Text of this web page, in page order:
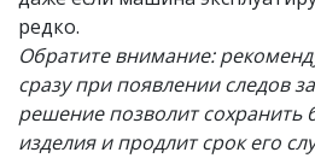
редко.
Обратите внимание:
сразу при появлении следов
решение позволит сохранить
изделия и продлит срок его